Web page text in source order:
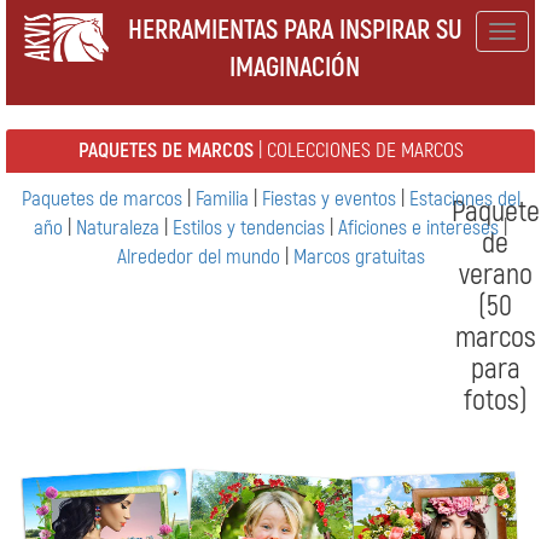
HERRAMIENTAS PARA INSPIRAR SU
IMAGINACIÓN
PAQUETES DE MARCOS| COLECCIONES DE MARCOS
Paquetes de marcos Familia Fiestas y eventos Estaciones del
año
Naturaleza Estilos y tendencias Aficiones e intereses
Alrededor del mundo
Marcos gratuitas
Paquete
de
verano
(50
marcos
para
fotos)